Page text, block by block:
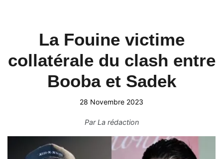
La Fouine victime
collatérale du clash entre
Booba et Sadek
28 Novembre 2023
ParLa rédaction